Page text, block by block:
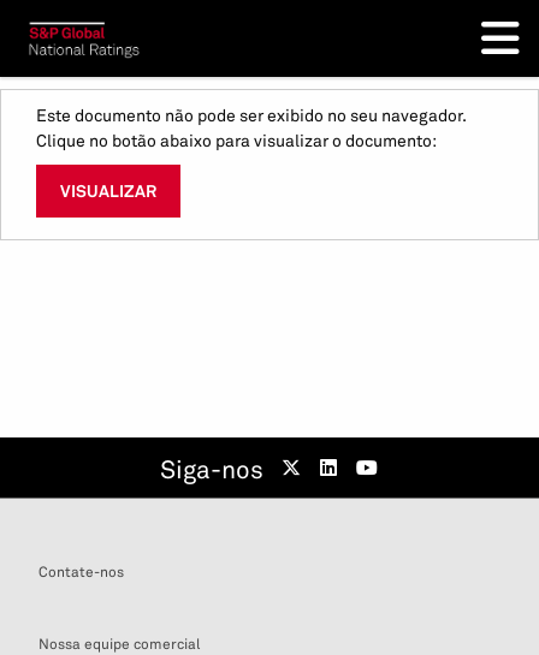
Este documento não pode ser exibido no seu navegador.
Clique no botão abaixo para visualizar o documento:
VISUALIZAR
Siga-nos
Contate-nos
Nossa equipe comercial